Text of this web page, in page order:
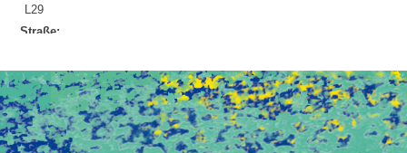
L29
Straße:
Powered byJEM